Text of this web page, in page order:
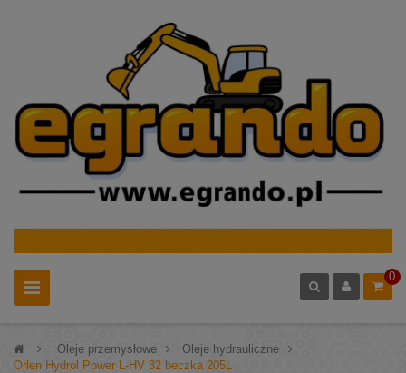
0
> Oleje przemysłowe > Oleje hydrauliczne
>
Orlen Hydrol Power L-HV 32 beczka 205L